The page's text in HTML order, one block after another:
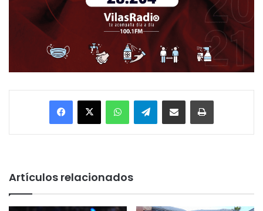
Facebook
X WhatsAppTelegramEnviar vía email Imprimir
Artículos relacionados